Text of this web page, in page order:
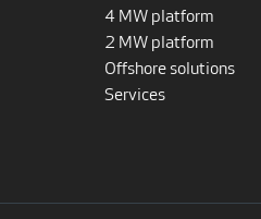
4 MW platform
2 MW platform
Offshore solutions
Services